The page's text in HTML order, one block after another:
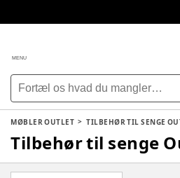
MENU
MØBLER OUTLET TILBEHØR TIL SENGE
Tilbehør til senge